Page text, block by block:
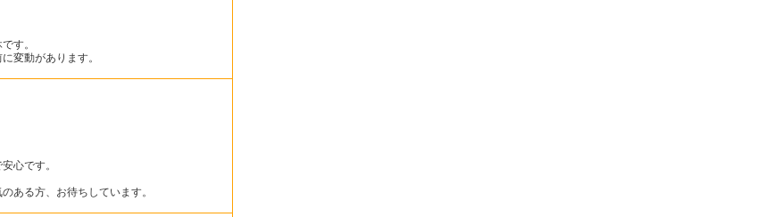
す。
変動があります。
心です。
ある方、お待ちしています。